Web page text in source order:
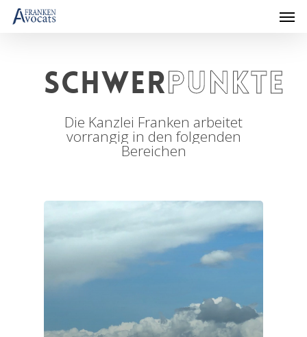
SCHWERPUNKTE
Die Kanzlei Franken arbeitet
vorrangig in den folgenden
Bereichen